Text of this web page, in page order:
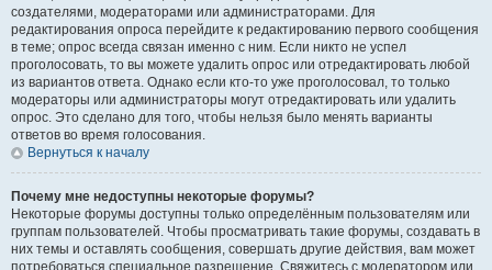
создателями, модераторами или администраторами. Для
редактирования опроса перейдите к редактированию первого сообщения
в теме; опрос всегда связан именно с ним. Если никто не успел
проголосовать, то вы можете удалить опрос или отредактировать любой
из вариантов ответа. Однако если кто-то уже проголосовал, то только
модераторы или администраторы могут отредактировать или удалить
опрос. Это сделано для того, чтобы нельзя было менять варианты
ответов во время голосования.
Вернуться к началу
Почему мне недоступны некоторые форумы?
Некоторые форумы доступны только определённым пользователям или
группам пользователей. Чтобы просматривать такие форумы, создавать в
них темы и оставлять сообщения, совершать другие действия, вам может